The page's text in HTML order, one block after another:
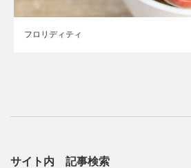
フロリディティ
サイト内 記事検索